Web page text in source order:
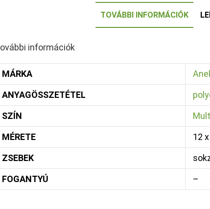
TOVÁBBI INFORMÁCIÓK
információk
MÁRKA
ANYAGÖSSZETÉTEL
SZÍN
MÉRETE 12
ZSEBEK
FOGANTYÚ –